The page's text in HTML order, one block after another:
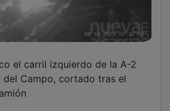
el carril izquierdo de la A-2
del Campo, cortado tras el